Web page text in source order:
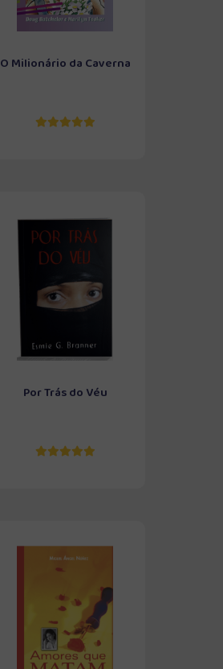
O Milionário da Caverna
Por Trás do Véu